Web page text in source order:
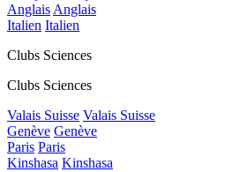
AnglaisAnglais
Italien Italien
Clubs Sciences
Clubs Sciences
Valais Suisse Valais Suisse
Genève Genève
Paris Paris
Kinshasa Kinshasa